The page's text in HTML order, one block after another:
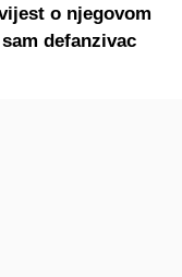
o njegovom
defanzivac